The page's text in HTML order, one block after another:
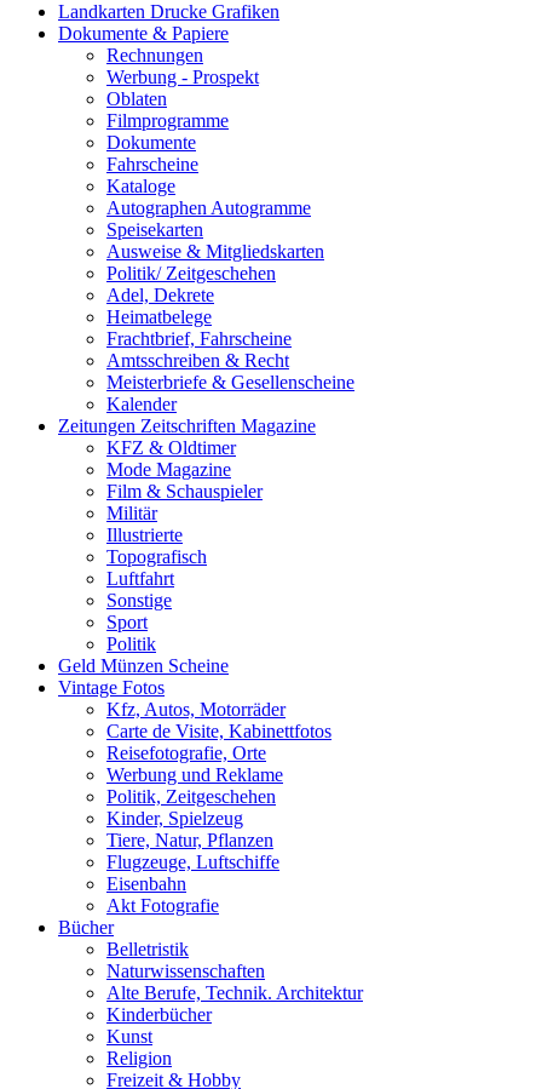
Landkarten Drucke Grafiken
Dokumente & Papiere
Rechnungen
Werbung - Prospekt
Oblaten
Filmprogramme
Dokumente
Fahrscheine
Kataloge
Autographen Autogramme
Speisekarten
Ausweise & Mitgliedskarten
Politik/ Zeitgeschehen
Adel, Dekrete
Heimatbelege
Frachtbrief, Fahrscheine
Amtsschreiben & Recht
Meisterbriefe & Gesellenscheine
Kalender
Zeitungen Zeitschriften Magazine
KFZ & Oldtimer
Mode Magazine
Film & Schauspieler
Militär
Illustrierte
Topografisch
Luftfahrt
Sonstige
Sport
Politik
Geld Münzen Scheine
Vintage Fotos
Kfz, Autos, Motorräder
Carte de Visite, Kabinettfotos
Reisefotografie, Orte
Werbung und Reklame
Politik, Zeitgeschehen
Kinder, Spielzeug
Tiere, Natur, Pflanzen
Flugzeuge, Luftschiffe
Eisenbahn
Akt Fotografie
Bücher
Belletristik
Naturwissenschaften
Alte Berufe, Technik. Architektur
Kinderbücher
Kunst
Religion
Freizeit & Hobby